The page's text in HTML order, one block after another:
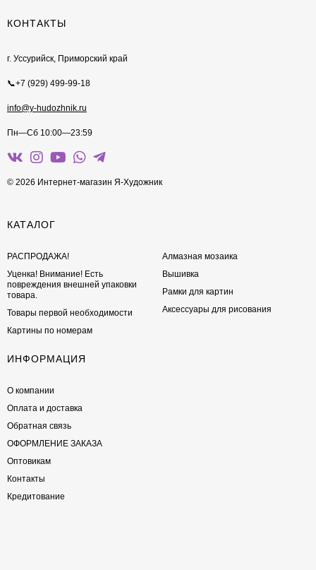
КОНТАКТЫ
г. Уссурийск, Приморский край
📞+7 (929) 499-99-18
info@y-hudozhnik.ru
Пн—Сб 10:00—23:59
© 2026 Интернет-магазин Я-Художник
КАТАЛОГ
РАСПРОДАЖА!
Уценка! Внимание! Есть
повреждения внешней упаковки
товара.
Товары первой необходимости
Картины по номерам
Алмазная мозаика
Вышивка
Рамки для картин
Аксессуары для рисования
ИНФОРМАЦИЯ
О компании
Оплата и доставка
Обратная связь
ОФОРМЛЕНИЕ ЗАКАЗА
Оптовикам
Контакты
Кредитование